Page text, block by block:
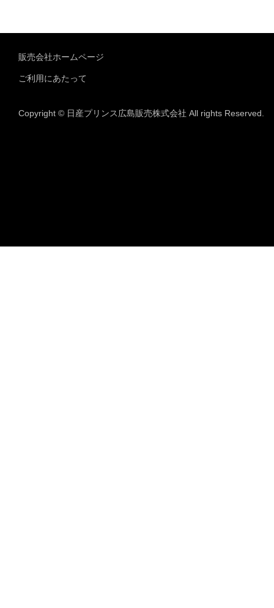
販売会社ホームページ
ご利用にあたって
Copyright © 日産プリンス広島販売株式会社 All rights Reserved.